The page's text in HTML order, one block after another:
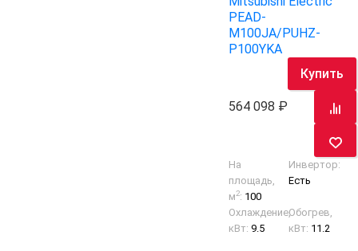
PEAD-
M100JA/PUHZ-
P100YKA
564 098
Купить
На
площадь,
м2: 100
Инвертор:
Есть
Охлаждение,
кВт:9.5
Обогрев,
кВт: 11.2